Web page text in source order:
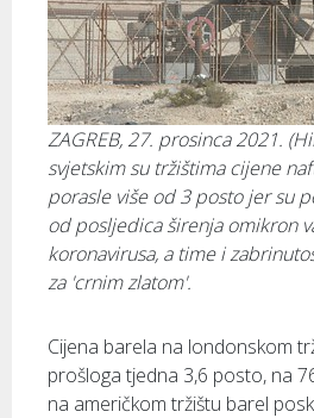
ZAGREB, 27. prosinca 2021.
svjetskim su tržištima cijene
porasle više od 3 posto jer su
od posljedica širenja omikron
koronavirusa, a time i
za 'crnim zlatom'.
Cijena barela na londonskom
prošloga tjedna 3,6 posto, na
na američkom tržištu barel